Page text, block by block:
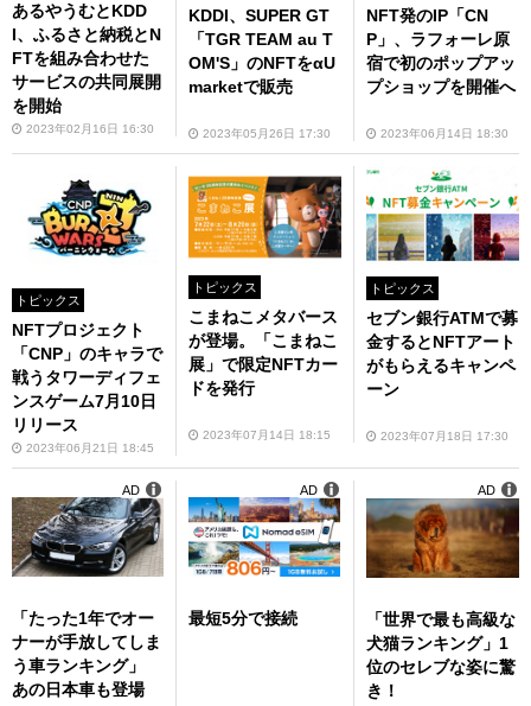
あるやうむとKDD
I、ふるさと納税とN
FTを組み合わせた
サービスの共同展開
を開始
2023年02月16日 16:30
KDDI、SUPER GT
「TGR TEAM au T
OM'S」のNFTをαU
marketで販売
2023年05月26日 17:30
NFT発のIP「CN
P」、ラフォーレ原
宿で初のポップアッ
プショップを開催へ
2023年06月14日 18:30
トピックス
NFTプロジェクト
「CNP」のキャラで
戦うタワーディフェ
ンスゲーム7月10日
リリース
2023年06月21日 18:45
トピックス
こまねこメタバース
が登場。「こまねこ
展」で限定NFTカー
ドを発行
2023年07月14日 18:15
トピックス
セブン銀行ATMで募
金するとNFTアート
がもらえるキャンペ
ーン
2023年07月18日 17:30
「たった1年でオー
ナーが手放してしま
う車ランキング」
あの日本車も登場
AD
最短5分で接続
AD
「世界で最も高級な
犬猫ランキング」1
位のセレブな姿に驚
き！
AD